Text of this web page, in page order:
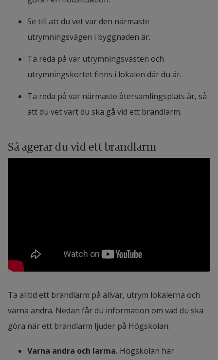
Se till att du vet var den närmaste
utrymningsvägen i byggnaden är.
Ta reda på var utrymningsvästen och
utrymningskortet finns i lokalen där du är.
Ta reda på var närmaste återsamlingsplats är, så
att du vet vart du ska gå vid ett brandlarm.
Så agerar du vid ett brandlarm
Ta alltid ett brandlarm på allvar, utrym lokalerna och
varna andra. Nedan får du information om vad du ska
göra när ett brandlarm ljuder på Högskolan:
Varna andra och larma. Högskolan har